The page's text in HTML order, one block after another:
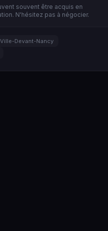
souvent être acquis en
N'hésitez pas à négocier.
Devant-Nancy